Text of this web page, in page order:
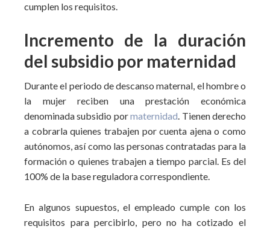
cumplen los requisitos.
Incremento de la duración
del subsidio por maternidad
Durante el periodo de descanso maternal, el hombre o
la mujer reciben una prestación económica
denominada subsidio pormaternidad. Tienen derecho
a cobrarla quienes trabajen por cuenta ajena o como
autónomos, así como las personas contratadas para la
formación o quienes trabajen a tiempo parcial. Es del
100% de la base reguladora correspondiente.
En algunos supuestos, el empleado cumple con los
requisitos para percibirlo, pero no ha cotizado el